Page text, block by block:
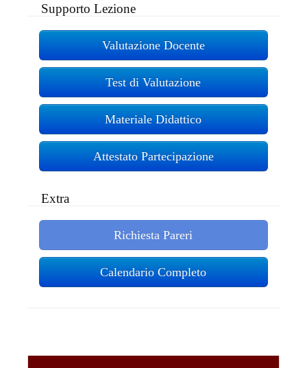
Supporto Lezione
Valutazione Docente
Test di Valutazione
Materiale Didattico
Attestato Partecipazione
Extra
Richiesta Pareri
Calendario Completo